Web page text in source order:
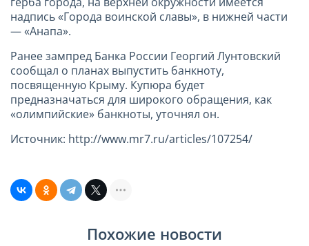
надпись «Города воинской славы», в нижней части
— «Анапа».
Ранее зампред Банка России Георгий Лунтовский
сообщал о планах выпустить банкноту,
посвященную Крыму. Купюра будет
предназначаться для широкого обращения, как
«олимпийские» банкноты, уточнял он.
Источник: http://www.mr7.ru/articles/107254/
Похожие новости